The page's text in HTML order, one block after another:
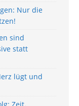
Nur die
sind
statt
lügt und